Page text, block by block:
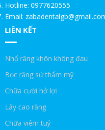
ƯU ĐÃI ĐẶC BIỆT CHO KHÁCH
CHỨC NĂNG CỦA RĂNG
Trồng răng Implant ăn hạt
Trồng răng Implant ở Gia Bảo
Hotline: 0977620555
Email:
LIÊN KẾT
Nhổ răng khôn không đau
Bọc răng sứ thẩm mỹ
Chữa cười hở lợi
Lấy cao răng
Chữa viêm tuỷ